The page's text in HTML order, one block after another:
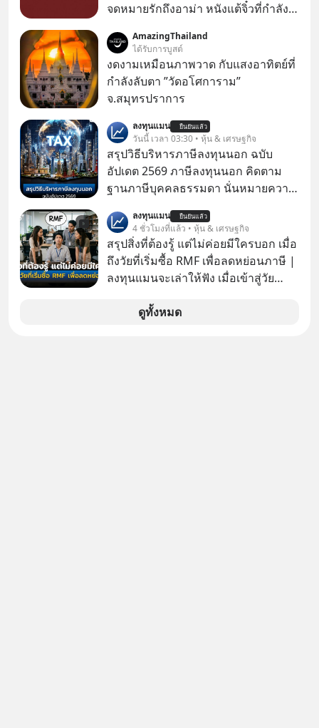
จดหมายรักถึงอาม่า หนังแต้จิ๋วที่กำลัง
ป๊าผมเห็นโปสเตอร์หนังเรื่องนี้หลาย
เดือนก่อนและอยากดูมาก ด้วยเพราะว่า
อากงก็มาจากเมืองจีน ป๊าก็พูดแต้จิ๋วได้
มีเรื่องราวมีความผูกพันที่ได้ยินตั้งแต่
AmazingThailand
ได้รับการบูสต์
งดงามเหมือนภาพวาด กับแสงอาทิตย์ที่
กำลังลับตา ”วัดอโศการาม”
จ.สมุทรปราการ
ลงทุนแมน ยืนยันแล้ว
วันนี้ เวลา 03:30 • หุ้น & เศรษฐกิจ
สรุปวิธีบริหารภาษีลงทุนนอก ฉบับ
อัปเดต 2569 ภาษีลงทุนนอก คิดตาม
ฐานภาษีบุคคลธรรมดา นั่นหมายความ
ลงทุนแมน ยืนยันแล้ว
4 ชั่วโมงที่แล้ว • หุ้น & เศรษฐกิจ
สรุปสิ่งที่ต้องรู้ แต่ไม่ค่อยมีใครบอก เมื่อ
ถึงวัยที่เริ่มซื้อ RMF เพื่อลดหย่อนภาษี |
ลงทุนแมนจะเล่าให้ฟัง เมื่อเข้าสู่วัย
ดูทั้งหมด